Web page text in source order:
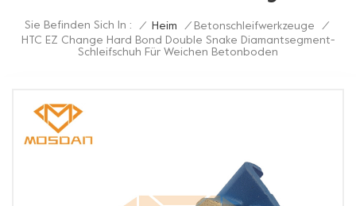
Sie Befinden Sich In : / Heim / Betonschleifwerkzeuge
/
HTC EZ Change Hard Bond Double Snake Diamantsegment-
Schleifschuh Für Weichen Betonboden